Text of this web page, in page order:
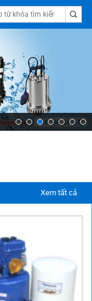
Xem tất cả